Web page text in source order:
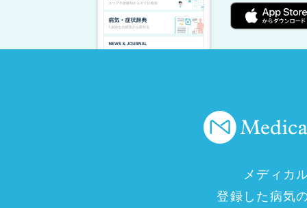
メディカ
登録した病気